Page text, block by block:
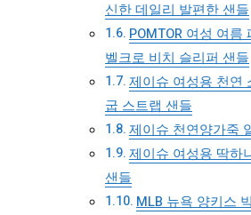
신한 데일리 발편한 샌들
POMTOR 여성 여
벨크로 비치 슬리퍼 샌들
제이슈 여성용 천연
굽 스트랩 샌들
제이슈 천연양가죽
제이슈 여성용 딱하
샌들
MLB 뉴욕 양키스